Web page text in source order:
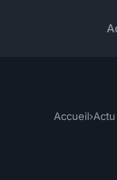
Accueil›Actu